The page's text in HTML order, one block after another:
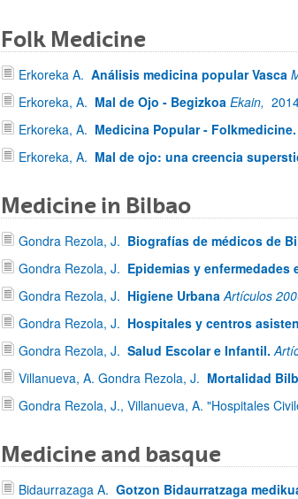
Folk Medicine
Erkoreka A. Análisis medicina popular Vasca
Erkoreka, A. Mal de Ojo - Begizkoa Ekain,
Erkoreka, A. Medicina Popular - Folkmedicine.
Erkoreka, A. Mal de ojo: una creencia
Medicine in Bilbao
Gondra Rezola, J. Biografías de médicos de
Gondra Rezola, J. Epidemias y enfermedades
Gondra Rezola, J. Higiene Urbana Artículos
Gondra Rezola, J. Hospitales y centros
Gondra Rezola, J. Salud Escolar e Infantil.
Villanueva, A. Gondra Rezola, J. Mortalidad
Gondra Rezola, J., Villanueva, A. "Hospitales
Medicine and basque
Bidaurrazaga A. Gotzon Bidaurratzaga